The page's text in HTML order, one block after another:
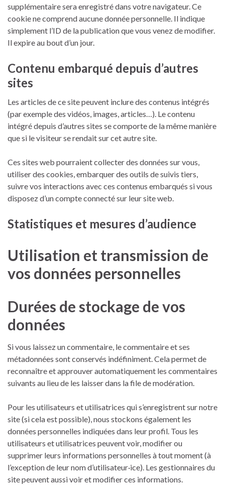
supplémentaire sera enregistré dans votre navigateur. Ce
cookie ne comprend aucune donnée personnelle. Il indique
simplement l’ID de la publication que vous venez de modifier.
Il expire au bout d’un jour.
Contenu embarqué depuis d’autres
sites
Les articles de ce site peuvent inclure des contenus intégrés
(par exemple des vidéos, images, articles…). Le contenu
intégré depuis d’autres sites se comporte de la même manière
que si le visiteur se rendait sur cet autre site.
Ces sites web pourraient collecter des données sur vous,
utiliser des cookies, embarquer des outils de suivis tiers,
suivre vos interactions avec ces contenus embarqués si vous
disposez d’un compte connecté sur leur site web.
Statistiques et mesures d’audience
Utilisation et transmission de
vos données personnelles
Durées de stockage de vos
données
Si vous laissez un commentaire, le commentaire et ses
métadonnées sont conservés indéfiniment. Cela permet de
reconnaître et approuver automatiquement les commentaires
suivants au lieu de les laisser dans la file de modération.
Pour les utilisateurs et utilisatrices qui s’enregistrent sur notre
site (si cela est possible), nous stockons également les
données personnelles indiquées dans leur profil. Tous les
utilisateurs et utilisatrices peuvent voir, modifier ou
supprimer leurs informations personnelles à tout moment (à
l’exception de leur nom d’utilisateur·ice). Les gestionnaires du
site peuvent aussi voir et modifier ces informations.